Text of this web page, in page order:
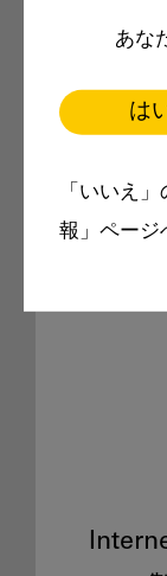
あな
は
「いいえ
報」ページ
科衛生